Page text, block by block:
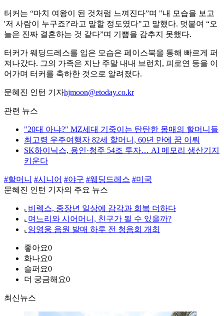
터커는 “마치 여왕이 된 것처럼 느껴진다”며 "내 모습을 보고
'저 사람이 누구죠?'라고 말할 정도였다"고 말했다. 덧붙여 “오
늘은 진짜 결혼하는 것 같다”며 기쁨을 감추지 못했다.
터커가 웨딩드레스를 입은 모습은 페이스북을 통해 빠르게 퍼
져나갔다. 그의 가족은 지난 주말 내내 브런치, 피로연 등을 이
어가며 터커를 축하한 것으로 알려졌다.
문혜진 인턴 기자hjmoon@etoday.co.kr
관련 뉴스
"20대 아냐?" MZ세대 기죽이는 탄탄한 몸매의 할머니들
최고령 우주여행자 82세 할머니, 60년 만에 꿈 이뤄
SK하이닉스, 용인·청주 54조 투자… AI 메모리 생산기지
키운다
#할머니 #시니어 #야구 #웨딩드레스 #미국
문혜진 인턴 기자의 주요 뉴스
⌞ 비렉스, 중장년 일상에 감각과 회복 더하다
⌞ 며느리와 시어머니, 친구가 될 수 있을까?
⌞ 임영웅 음원 발매 하루 전 청음회 개최
좋아요0
화나요0
슬퍼요0
더 궁금해요0
최신뉴스